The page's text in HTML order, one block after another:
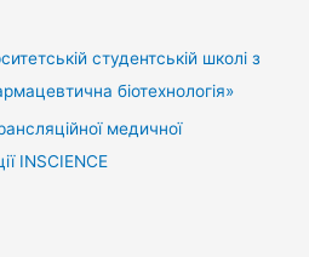
студентській школі з
біотехнологія»
медичної
INSCIENCE